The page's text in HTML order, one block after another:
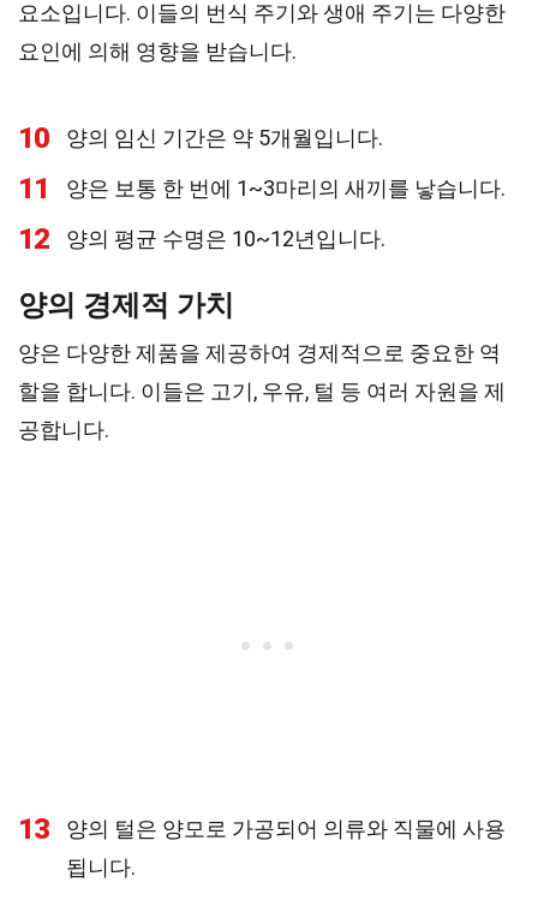
요소입니다. 이들의 번식 주기와 생애 주기는 다양한
요인에 의해 영향을 받습니다.
10 양의 임신 기간은 약 5개월입니다.
11 양은 보통 한 번에 1~3마리의 새끼를 낳습니다.
12 양의 평균 수명은 10~12년입니다.
양의 경제적 가치
양은 다양한 제품을 제공하여 경제적으로 중요한 역
할을 합니다. 이들은 고기, 우유, 털 등 여러 자원을 제
공합니다.
13
양의 털은 양모로 가공되어 의류와 직물에 사용
됩니다.